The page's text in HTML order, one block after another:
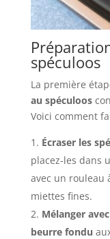
spéculoos
La première
au spéculoos
Voici comment
Écraser les
placez-les dans
avec un rouleau
miettes fines.
Mélanger
beurre fondu